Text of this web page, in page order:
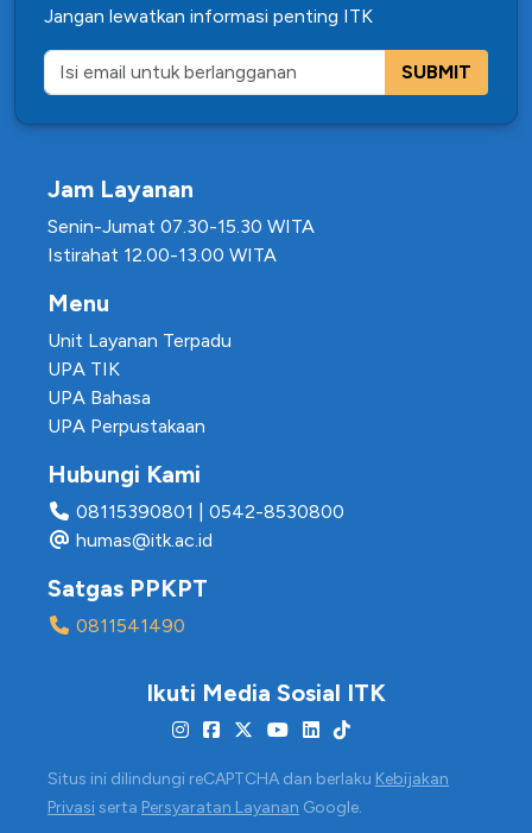
Jangan lewatkan informasi penting ITK
SUBMIT
Jam Layanan
Senin-Jumat 07.30-15.30 WITA
Istirahat 12.00-13.00 WITA
Menu
Unit Layanan Terpadu
UPA TIK
UPA Bahasa
UPA Perpustakaan
Hubungi Kami
08115390801
0542-8530800
humas@itk.ac.id
Satgas PPKPT
0811541490
Ikuti Media Sosial ITK
Situs ini dilindungi reCAPTCHA dan berlaku Kebijakan
Privasi serta Persyaratan Layanan Google.